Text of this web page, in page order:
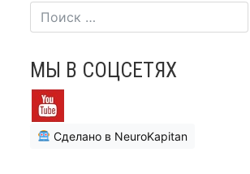
МЫ В СОЦСЕТЯХ
Сделано в NeuroKapitan